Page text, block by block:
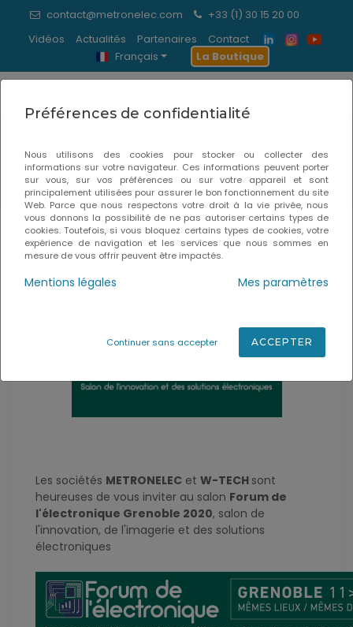
contact@metronelec.com
+33 (1) 30 15 20 00
Vidéos
Actualités Partenaires
Contact
Français
La Boutique
Actualités & événements
Accueil Actualités & Événements
Forum de l'électronique Grenoble 2020
Les sociétés METRONELEC et W-TECH sont
heureuses de vous inviter au salon Forum de
l'électronique Grenoble 2020, salon de
l'innovation, de l'imagerie et des solutions
électroniques
Préférences de confidentialité
Nous utilisons des cookies pour stocker ou collecter des
informations sur votre navigateur. Ces informations peuvent porter
sur vous, sur vos préférences ou sur votre appareil et sont
principalement utilisées pour assurer le bon fonctionnement du site
Web. Parce que nous respectons votre droit à la vie privée, nous
vous donnons la possibilité de ne pas autoriser certains types de
cookies. Toutefois, si vous bloquez certains types de cookies, votre
expérience de navigation et les services que nous sommes en
mesure de vous offrir peuvent être impactés.
Mentions légales Mes paramètres
Continuer sans accepter ACCEPTER